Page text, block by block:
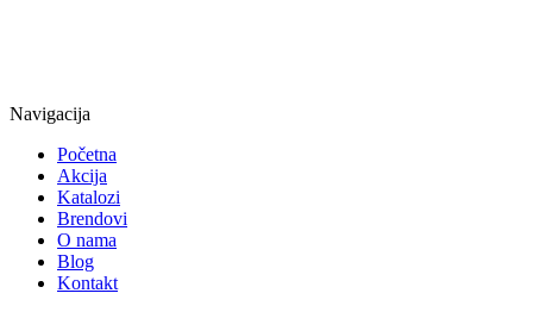
Navigacija
Početna
Akcija
Katalozi
Brendovi
O nama
Blog
Kontakt